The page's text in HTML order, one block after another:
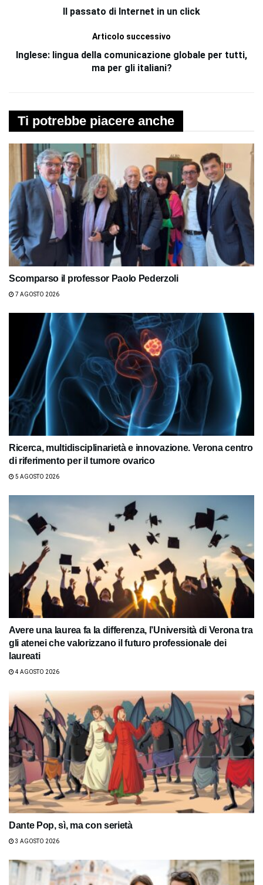
Il passato di Internet in un click
Articolo successivo
Inglese: lingua della comunicazione globale per tutti,
ma per gli italiani?
Ti potrebbe piacere anche
Scomparso il professor Paolo Pederzoli
7 AGOSTO 2026
Ricerca, multidisciplinarietà e innovazione. Verona centro
di riferimento per il tumore ovarico
5 AGOSTO 2026
Avere una laurea fa la differenza, l’Università di Verona tra
gli atenei che valorizzano il futuro professionale dei
laureati
4 AGOSTO 2026
Dante Pop, sì, ma con serietà
3 AGOSTO 2026